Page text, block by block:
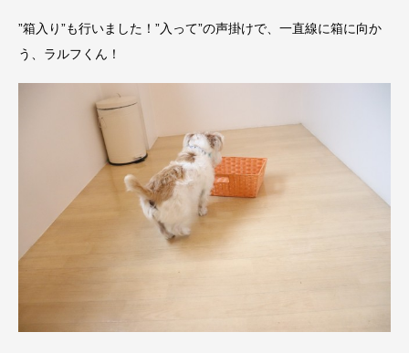
”箱入り”も行いました！”入って”の声掛けで、一直線に箱に向か
う、ラルフくん！